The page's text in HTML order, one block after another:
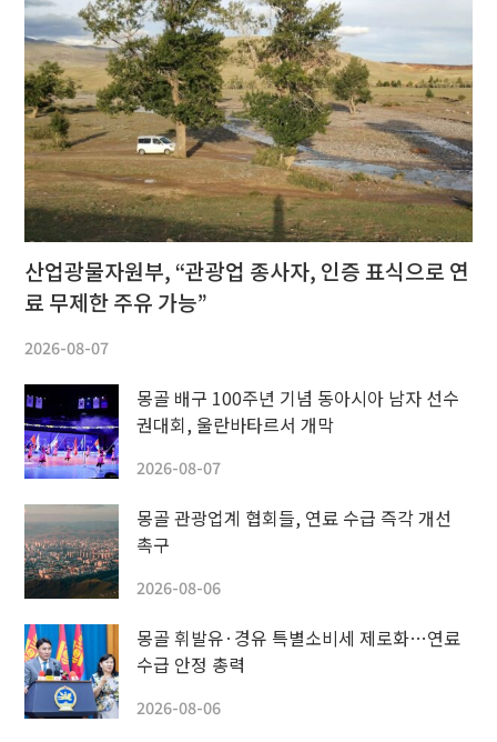
산업광물자원부, “관광업 종사자, 인증 표식으로 연
료 무제한 주유 가능”
2026-08-07
몽골 배구 100주년 기념 동아시아 남자 선수
권대회, 울란바타르서 개막
2026-08-07
몽골 관광업계 협회들, 연료 수급 즉각 개선
촉구
2026-08-06
몽골 휘발유·경유 특별소비세 제로화…연료
수급 안정 총력
2026-08-06